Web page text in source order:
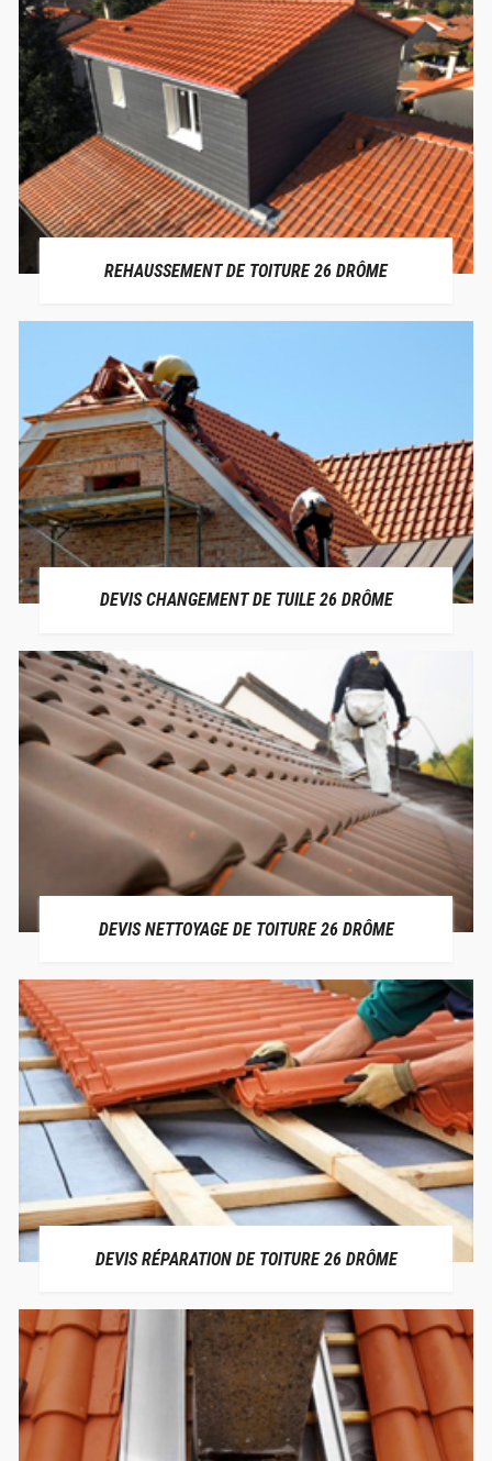
REHAUSSEMENT DE TOITURE 26 DRÔME
DEVIS CHANGEMENT DE TUILE 26 DRÔME
DEVIS NETTOYAGE DE TOITURE 26 DRÔME
DEVIS RÉPARATION DE TOITURE 26 DRÔME